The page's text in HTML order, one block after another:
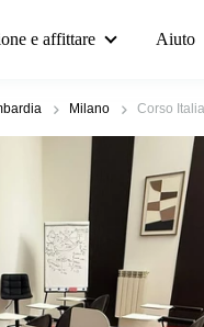
e affittare Aiuto
Milano Corso